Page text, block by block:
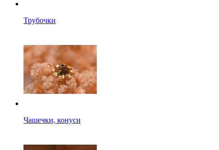
Трубочки
Чашечки, конуси